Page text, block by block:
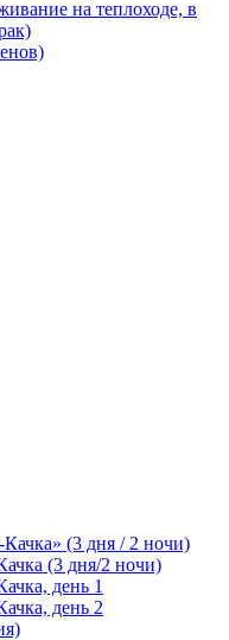
на теплоходе, в
(3 дня / 2 ночи)
(3 дня/2 ночи)
день 1
день 2